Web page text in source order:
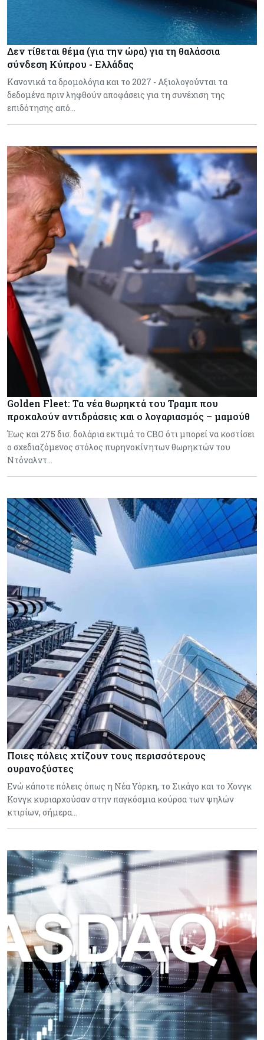
Δεν τίθεται θέμα (για την ώρα) για τη θαλάσσια
σύνδεση Κύπρου - Ελλάδας
Κανονικά τα δρομολόγια και το 2027 - Αξιολογούνται τα
δεδομένα πριν ληφθούν αποφάσεις για τη συνέχιση της
επιδότησης από…
Golden Fleet: Τα νέα θωρηκτά του Τραμπ που
προκαλούν αντιδράσεις και ο λογαριασμός – μαμούθ
Έως και 275 δισ. δολάρια εκτιμά το CBO ότι μπορεί να κοστίσει
ο σχεδιαζόμενος στόλος πυρηνοκίνητων θωρηκτών του
Ντόναλντ…
Ποιες πόλεις χτίζουν τους περισσότερους
ουρανοξύστες
Ενώ κάποτε πόλεις όπως η Νέα Υόρκη, το Σικάγο και το Χονγκ
Κονγκ κυριαρχούσαν στην παγκόσμια κούρσα των ψηλών
κτιρίων, σήμερα…